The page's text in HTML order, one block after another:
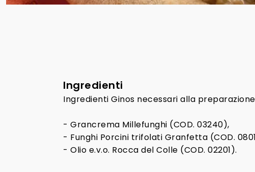
Ingredienti
Ingredienti Ginos necessari alla
- Grancrema Millefunghi (COD. 03240),
- Funghi Porcini trifolati Granfetta (COD.
- Olio e.v.o. Rocca del Colle (COD. 02201).